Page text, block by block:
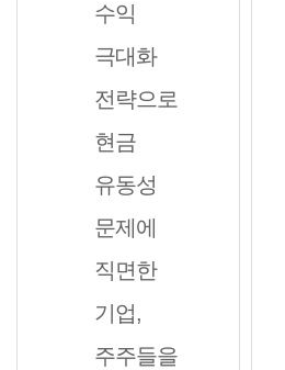
수익
극대화
전략으로
현금
유동성
문제에
직면한
기업,
주주들을